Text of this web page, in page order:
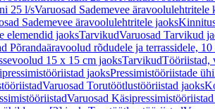
25 l/sVaruosad Sademevee äravoolulehtritele
Sademevee äravoolulehtritele jaoks
elemendid jaoksTarvikudVaruosad Tarvikud
Põrandaäravoolud rõdudele ja terrassidele,
15 x 15 cm jaoksTarvikudTööriistad,
jaoksPressimistööriistade
Varuosad Torutöötlustööriistad jaoks
Varuosad